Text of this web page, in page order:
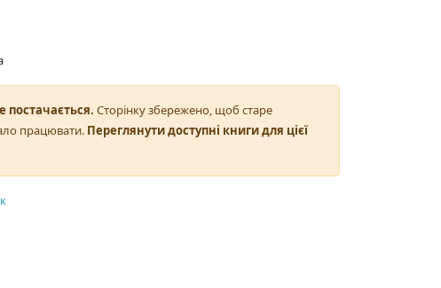
постачається. Сторінку збережено, щоб старе
працювати. Переглянути доступні книги для цієї